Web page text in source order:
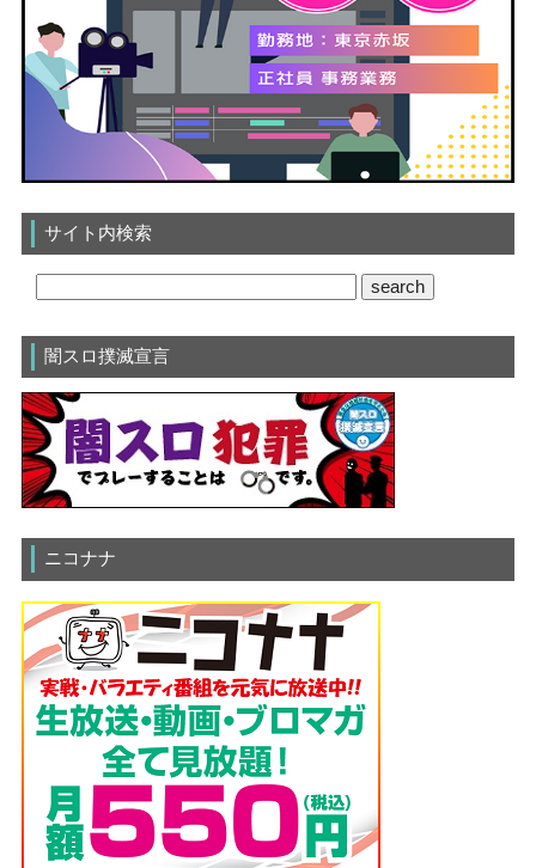
サイト内検索
闇スロ撲滅宣言
ニコナナ